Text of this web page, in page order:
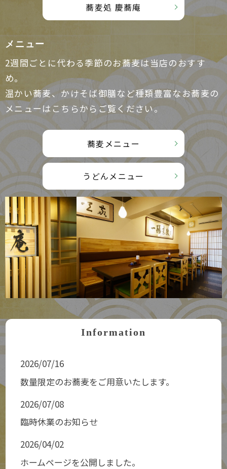
蕎麦処 慶蕎庵
メニュー
2週間ごとに代わる季節のお蕎麦は当店のおすす
め。
温かい蕎麦、かけそば御膳など種類豊富なお蕎麦の
メニューはこちらからご覧ください。
蕎麦メニュー
うどんメニュー
Information
2026/07/16
数量限定のお蕎麦をご用意いたします。
2026/07/08
臨時休業のお知らせ
2026/04/02
ホームページを公開しました。